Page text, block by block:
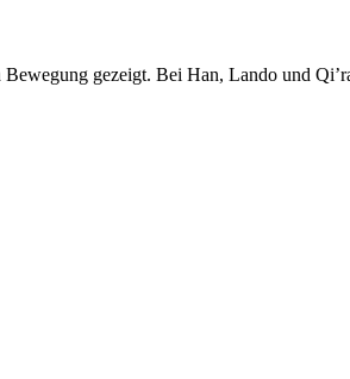
gezeigt. Bei Han, Lando und